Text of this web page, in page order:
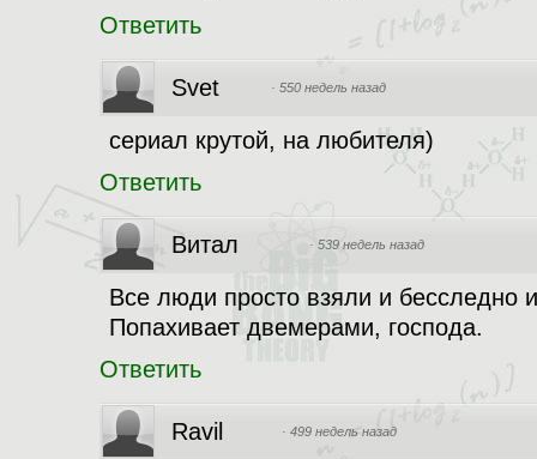
Ответить
Svet · 550 недель назад
сериал крутой, на любителя)
Ответить
Витал · 539 недель назад
Все люди просто взяли и бесследно
Попахивает двемерами, господа.
Ответить
Ravil · 499 недель назад